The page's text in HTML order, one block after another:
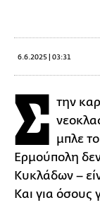
6.6.2025 | 03:31
Σ την
μπλε
Ερμούπολη
Κυκλάδων –
Και για όσους